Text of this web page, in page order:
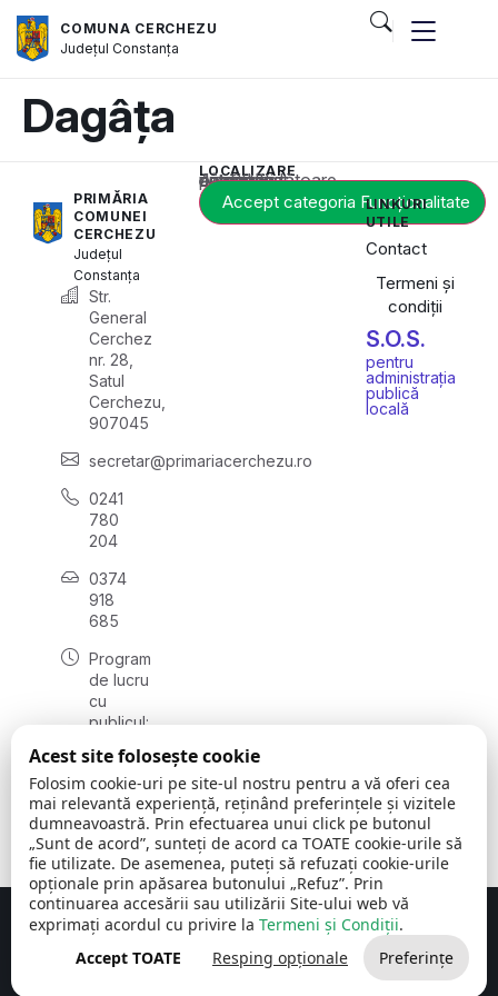
COMUNA CERCHEZU
JudețulConstanța
Dagâța
PRIMĂRIA
COMUNEI
CERCHEZU
Județul
Constanța
Str.
General
Cerchez
nr. 28,
Satul
Cerchezu,
907045
secretar@primariacerchezu.ro
0241
780
204
0374
918
685
Program
de lucru
cu
publicul:
08:00 -
16:30
, vineri:
08:00 -
14:00
LOCALIZARE
Acest conținut este blocat până când acceptați categoria corespunzătoare de cookie-uri.
Accept categoria Funcționalitate
LINKURI
UTILE
Contact
Termeni și
condiții
S.O.S.
pentru
administrația
publică
locală
Comuna Cerchezu © 2026Toate drepturile rezervate
Concept realizat de Big Media Relații Publice SRL
Acest site folosește cookie
Folosim cookie-uri pe site-ul nostru pentru a vă oferi cea
mai relevantă experiență, reținând preferințele și vizitele
dumneavoastră. Prin efectuarea unui click pe butonul
„Sunt de acord”, sunteți de acord ca TOATE cookie-urile să
fie utilizate. De asemenea, puteți să refuzați cookie-urile
opționale prin apăsarea butonului „Refuz”. Prin
continuarea accesării sau utilizării Site-ului web vă
exprimați acordul cu privire la Termeni și Condiții.
Accept TOATE
Resping opționale Preferințe